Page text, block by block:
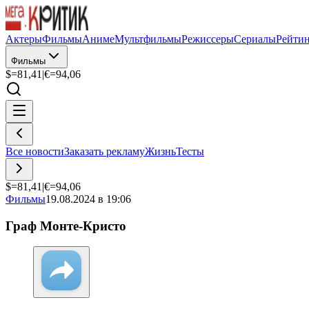
АктерыФильмыАнимеМультфильмыРежиссерыСериалы
Фильмы
$=81,41 |€=94,06
Все новостиЗаказать рекламуЖизньТесты
$=81,41 |€=94,06
Фильмы19.08.2024 в 19:06
Граф Монте-Кристо